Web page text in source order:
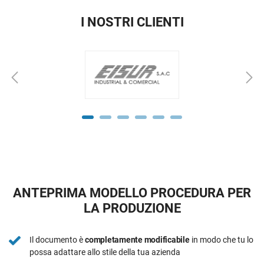
I NOSTRI CLIENTI
ANTEPRIMA MODELLO PROCEDURA PER
LA PRODUZIONE
Il documento ècompletamente modificabilein modo che tu lo
possa adattare allo stile della tua azienda